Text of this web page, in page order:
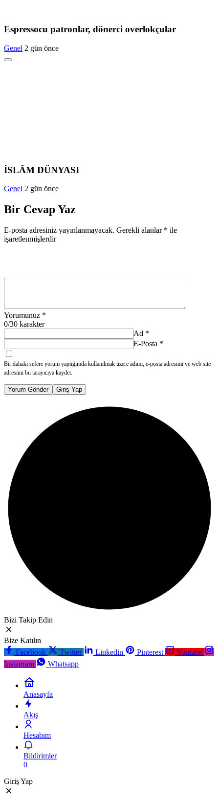
Espressocu patronlar, dönerci overlokçular
Genel 2 gün önce
İSLÂM DÜNYASI
Genel 2 gün önce
Bir Cevap Yaz
E-posta adresiniz yayınlanmayacak. Gerekli alanlar * ile
işaretlenmişlerdir
Yorumunuz *
0/30 karakter
Ad *
E-Posta *
Bir dahaki sefere yorum yaptığımda kullanılmak üzere adımı, e-posta adresimi ve web site
adresimi bu tarayıcıya kaydet.
Yorum Gönder Giriş Yap
Bizi Takip Edin
Bize Katılın
Facebook
Twitter Linkedin Pinterest
Youtube
Instagram
Whatsapp
Anasayfa
Akış
Hesabım
Bildirimler
0
Giriş Yap